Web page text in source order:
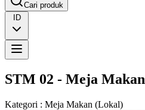
Cari produk
ID
STM 02 - Meja Makan
Kategori : Meja Makan (Lokal)